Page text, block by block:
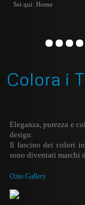
Sei qui:Home
Colora i
Eleganza, purezza e
design.
Il fascino dei colori
sono diventati marchi
Ozio Gallery